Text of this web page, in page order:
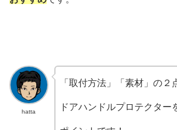
hatta
「取付方法」「素材」の２
ドアハンドルプロテクター